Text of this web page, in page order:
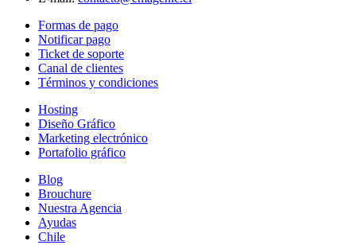
Formas de pago
Notificar pago
Ticket de soporte
Canal de clientes
Términos y condiciones
Hosting
Diseño Gráfico
Marketing electrónico
Portafolio gráfico
Blog
Brouchure
Nuestra Agencia
Ayudas
Chile